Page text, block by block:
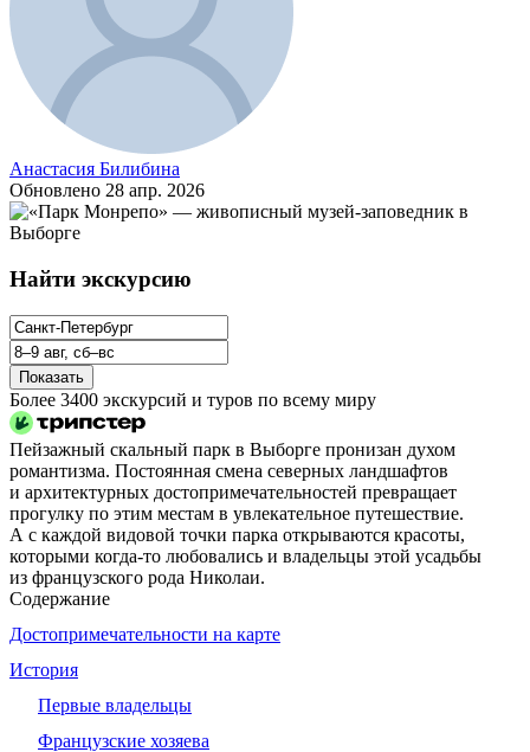
Анастасия Билибина
Обновлено 28 апр. 2026
Найти экскурсию
Показать
Более 3400 экскурсий и туров по всему миру
Пейзажный скальный парк в Выборге пронизан духом
романтизма. Постоянная смена северных ландшафтов
и архитектурных до­сто­при­ме­ча­тель­но­стей превращает
прогулку по этим местам в увлекательное путешествие.
А с каждой видовой точки парка открываются красоты,
которыми когда‑то любовались и владельцы этой усадьбы
из французского рода Николаи.
Содержание
До­сто­при­ме­ча­тель­но­сти на карте
История
Первые владельцы
Французские хозяева